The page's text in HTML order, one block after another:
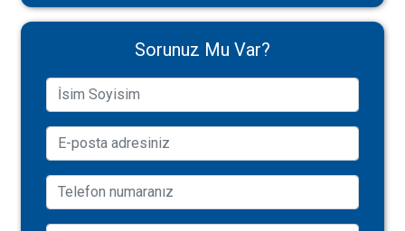
Sorunuz Mu Var?